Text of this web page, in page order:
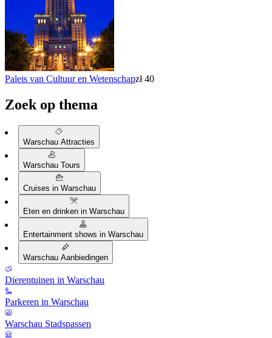
Paleis van Cultuur en Wetenschapzł 40
Zoek op thema
Warschau Attracties
Warschau Tours
Cruises in Warschau
Eten en drinken in Warschau
Entertainment shows in Warschau
Warschau Aanbiedingen
Dierentuinen in Warschau
Parkeren in Warschau
Warschau Stadspassen